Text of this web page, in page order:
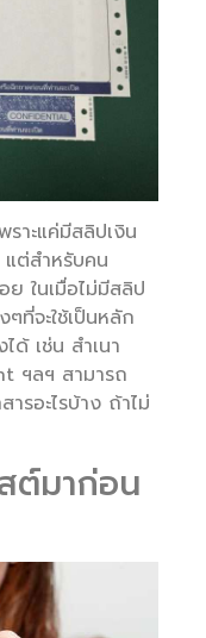
าะแค่มีสลิปเงิน
แต่สำหรับคน
ย ในเมื่อไม่มีสลิป
ที่จะใช้เป็นหลัก
ด้ เช่น สำเนา
ฯลฯ สามารถ
รอะไรบ้าง ถ้าไม่
ต์มาก่อน